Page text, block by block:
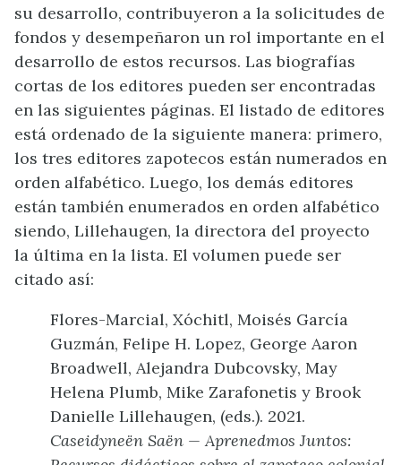
su desarrollo, contribuyeron a la solicitudes de
fondos y desempeñaron un rol importante en el
desarrollo de estos recursos. Las biografías
cortas de los editores pueden ser encontradas
en las siguientes páginas. El listado de editores
está ordenado de la siguiente manera: primero,
los tres editores zapotecos están numerados en
orden alfabético. Luego, los demás editores
están también enumerados en orden alfabético
siendo, Lillehaugen, la directora del proyecto
la última en la lista. El volumen puede ser
citado así:
Flores-Marcial, Xóchitl, Moisés García
Guzmán, Felipe H. Lopez, George Aaron
Broadwell, Alejandra Dubcovsky, May
Helena Plumb, Mike Zarafonetis y Brook
Danielle Lillehaugen, (eds.). 2021.
Caseidyneën Saën — Aprenedmos Juntos: